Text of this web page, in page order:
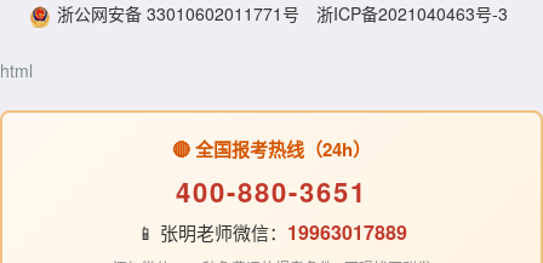
浙公网安备 33010602011771号
浙ICP备2021040463号-3
html
🔴 全国报考热线（24h）
400-880-3651
📱 张明老师微信： 19963017889